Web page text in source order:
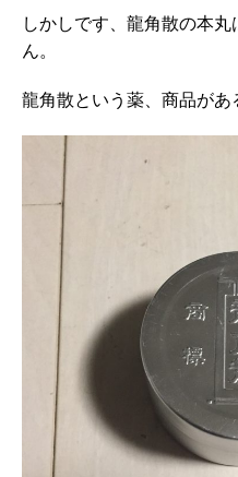
しかしです、龍角散の本
ん。
龍角散という薬、商品があ